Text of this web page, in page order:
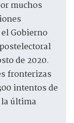
muchos
Gobierno
de 2020.
fronterizas
intentos de
última